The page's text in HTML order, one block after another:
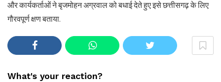
और कार्यकर्ताओं ने बृजमोहन अग्रवाल को बधाई देते हुए इसे छत्तीसगढ़ के लिए
गौरवपूर्ण क्षण बताया.
What's your reaction?